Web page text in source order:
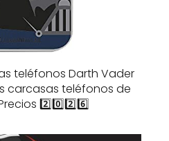
teléfonos Darth Vader
carcasas teléfonos de
2️⃣0️⃣2️⃣6️⃣